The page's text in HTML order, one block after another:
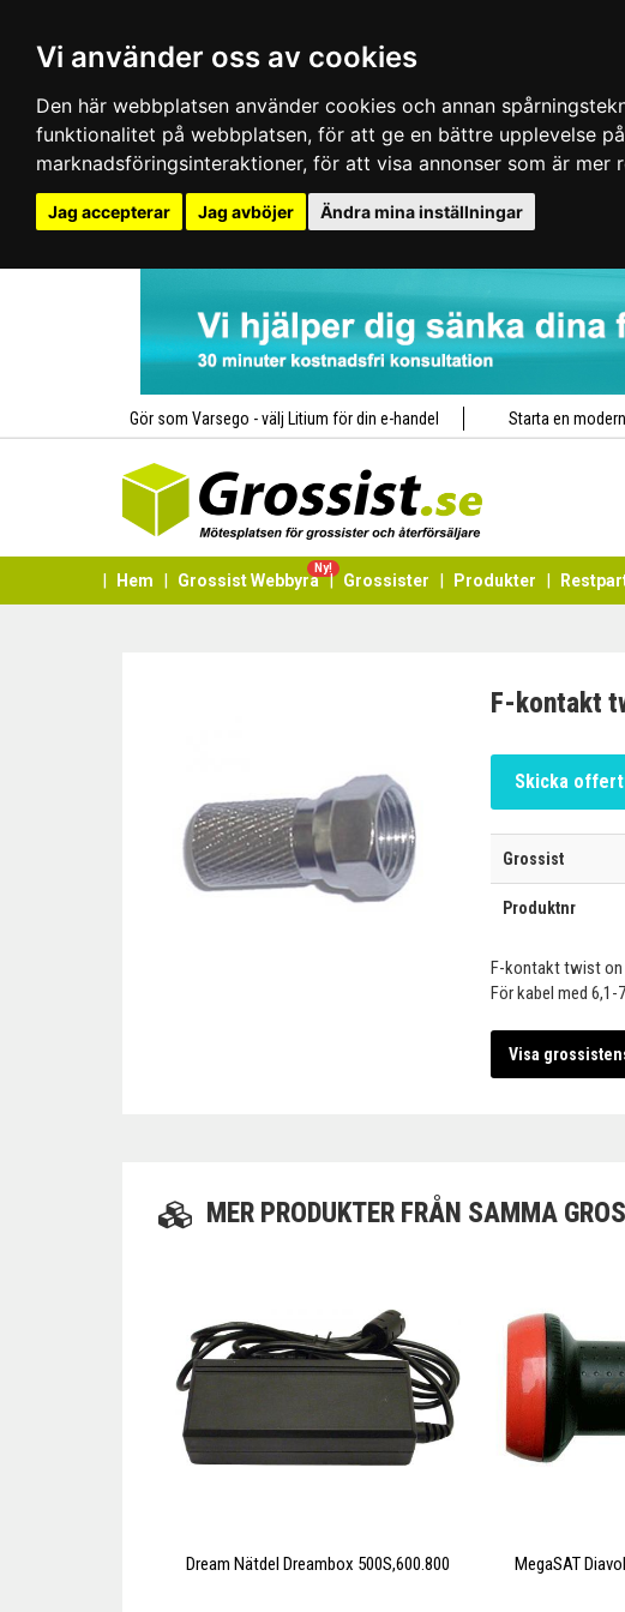
Vi använder oss av cookies
Den här webbplatsen använder cookies och annan
funktionalitet på webbplatsen, för att ge en bättre upplevelse
marknadsföringsinteraktioner, för att visa annonser som är mer
Jag accepterar Jag avböjer Ändra mina inställningar
Gör som Varsego - välj Litium för din e-handel Starta en
Hem Grossist Webbyrå
Ny!
Grossister Produkter
F-kontakt
Skicka
Grossist
Produktnr
F-kontakt twist on
För kabel med
Visa
MER PRODUKTER FRÅN SAMMA
Dream Nätdel Dreambox 500S,600.800 MegaSAT